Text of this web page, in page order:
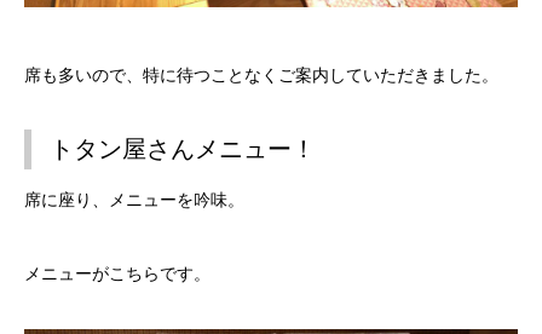
席も多いので、特に待つことなくご案内していただきました。
トタン屋さんメニュー！
席に座り、メニューを吟味。
メニューがこちらです。